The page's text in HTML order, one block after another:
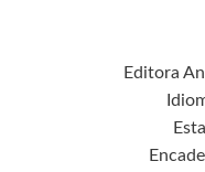
Editora